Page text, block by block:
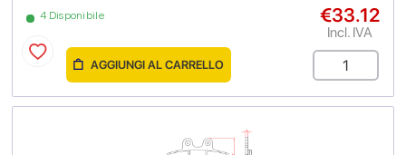
4 Disponibile €33.12
Incl. IVA
AGGIUNGI AL CARRELLO